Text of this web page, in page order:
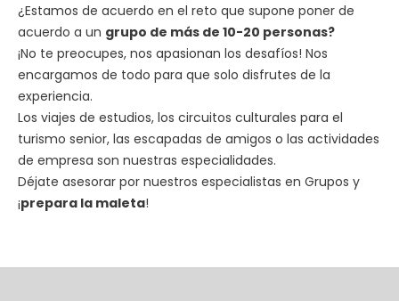
¿Estamos de acuerdo en el reto que supone poner de
acuerdo a un grupo de más de 10-20 personas?
¡No te preocupes, nos apasionan los desafíos! Nos
encargamos de todo para que solo disfrutes de la
experiencia.
Los viajes de estudios, los circuitos culturales para el
turismo senior, las escapadas de amigos o las actividades
de empresa son nuestras especialidades.
Déjate asesorar por nuestros especialistas en Grupos y
¡prepara la maleta!